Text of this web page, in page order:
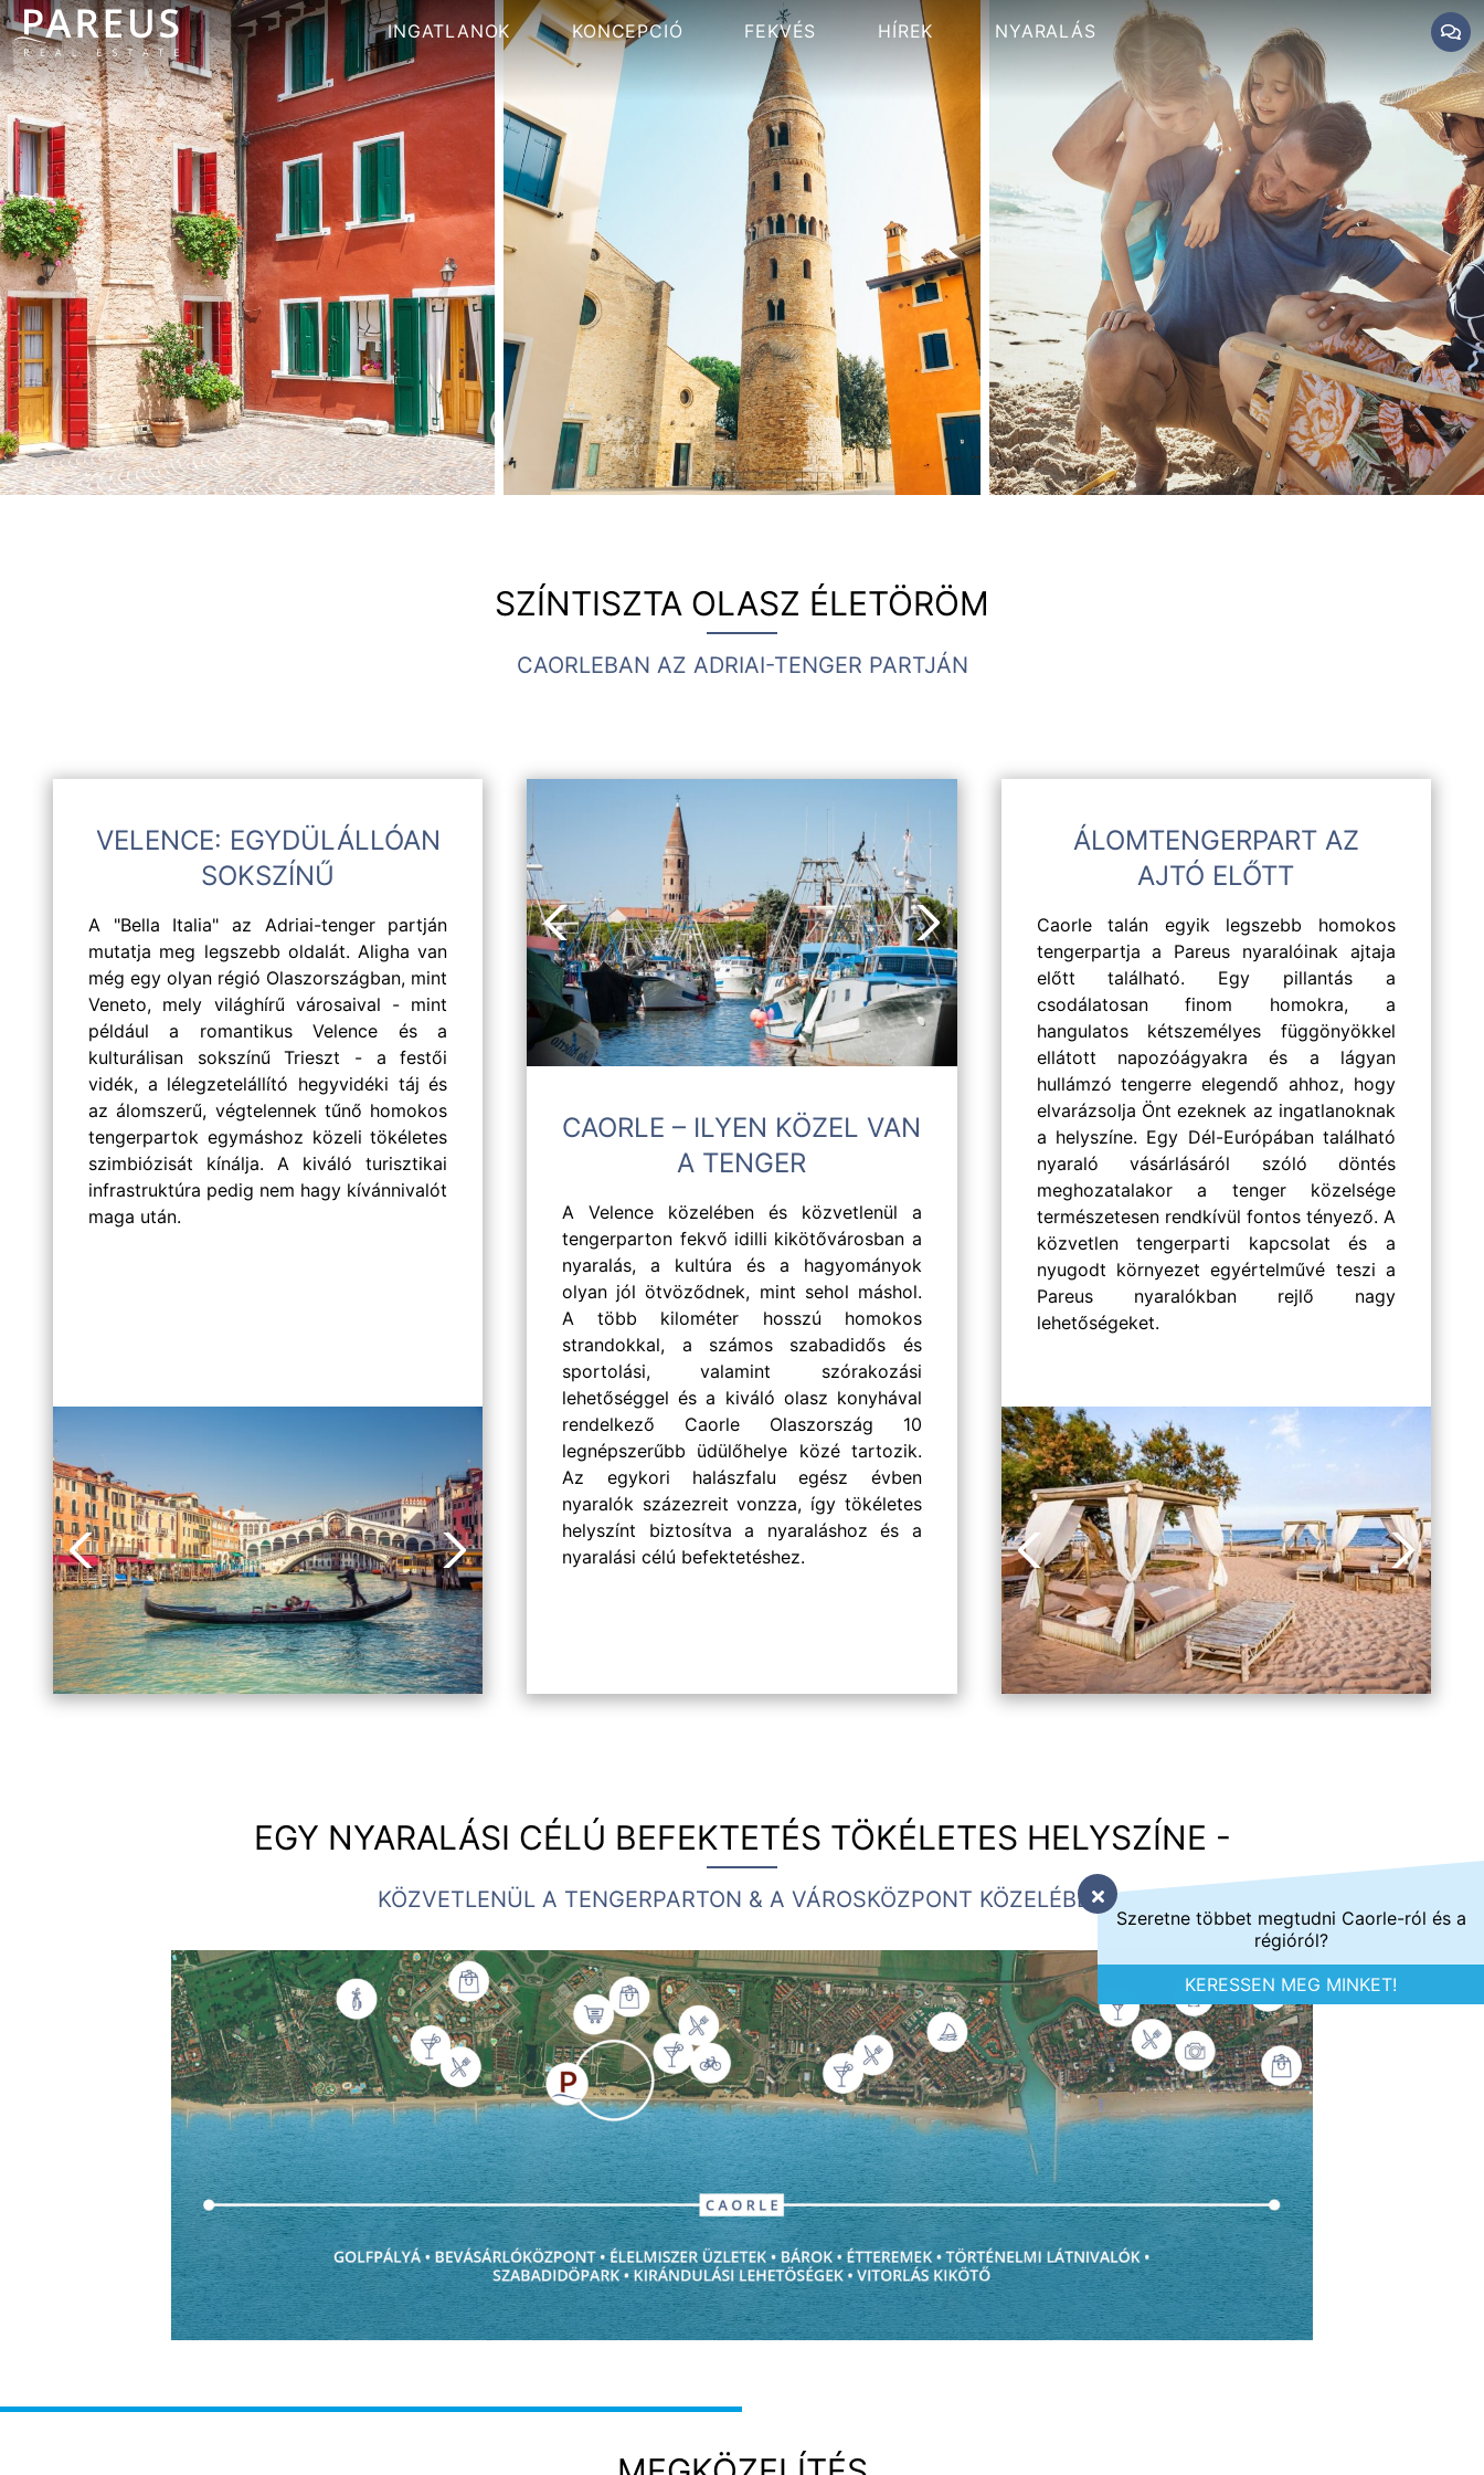
INGATLANOK KONCEPCIÓ FEKVÉS HÍREK NYARALÁS
SZÍNTISZTA OLASZ ÉLETÖRÖM
CAORLEBAN AZ ADRIAI-TENGER PARTJÁN
VELENCE: EGYDÜLÁLLÓAN
SOKSZÍNŰ
A "Bella Italia" az Adriai-tenger partján
mutatja meg legszebb oldalát. Aligha van
még egy olyan régió Olaszországban, mint
Veneto, mely világhírű városaival - mint
például a romantikus Velence és a
kulturálisan sokszínű Trieszt - a festői
vidék, a lélegzetelállító hegyvidéki táj és
az álomszerű, végtelennek tűnő homokos
tengerpartok egymáshoz közeli tökéletes
szimbiózisát kínálja. A kiváló turisztikai
infrastruktúra pedig nem hagy kívánnivalót
maga után.
Vorheriges Bild Nächstes Bild
CAORLE – ILYEN KÖZEL VAN
A TENGER
A Velence közelében és közvetlenül a
tengerparton fekvő idilli kikötővárosban a
nyaralás, a kultúra és a hagyományok
olyan jól ötvöződnek, mint sehol máshol.
A több kilométer hosszú homokos
strandokkal, a számos szabadidős és
sportolási, valamint szórakozási
lehetőséggel és a kiváló olasz konyhával
rendelkező Caorle Olaszország 10
legnépszerűbb üdülőhelye közé tartozik.
Az egykori halászfalu egész évben
nyaralók százezreit vonzza, így tökéletes
helyszínt biztosítva a nyaraláshoz és a
nyaralási célú befektetéshez.
Vorheriges Bild Nächstes Bild
ÁLOMTENGERPART AZ
AJTÓ ELŐTT
Caorle talán egyik legszebb homokos
tengerpartja a Pareus nyaralóinak ajtaja
előtt található. Egy pillantás a
csodálatosan finom homokra, a
hangulatos kétszemélyes függönyökkel
ellátott napozóágyakra és a lágyan
hullámzó tengerre elegendő ahhoz, hogy
elvarázsolja Önt ezeknek az ingatlanoknak
a helyszíne. Egy Dél-Európában található
nyaraló vásárlásáról szóló döntés
meghozatalakor a tenger közelsége
természetesen rendkívül fontos tényező. A
közvetlen tengerparti kapcsolat és a
nyugodt környezet egyértelművé teszi a
Pareus nyaralókban rejlő nagy
lehetőségeket.
Vorheriges Bild Nächstes
Szeretne többet megtudni Caorle-ról és a
régióról?
KERESSEN MEG MINKET!
EGY NYARALÁSI CÉLÚ BEFEKTETÉS TÖKÉLETES HELYSZÍNE -
KÖZVETLENÜL A TENGERPARTON & A VÁROSKÖZPONT KÖZELÉBEN